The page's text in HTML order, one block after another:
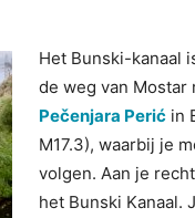
Het Bunski-kanaal
de weg van Mostar
Pečenjara Perić in
M17.3), waarbij je
volgen. Aan je
het Bunski Kanaal.